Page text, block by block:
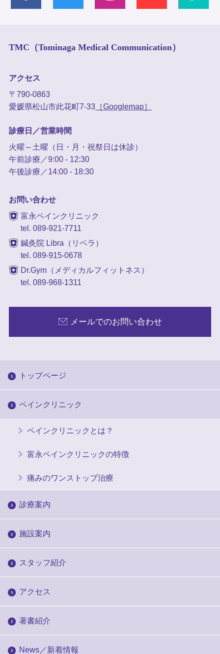
TMC（Tominaga Medical Communication）
アクセス
〒790-0863
愛媛県松山市此花町7-33［Googlemap］
診療日／営業時間
火曜～土曜（日・月・祝祭日は休診）
午前診療／9:00 - 12:30
午後診療／14:00 - 18:30
お問い合わせ
富永ペインクリニック
tel. 089-921-7711
鍼灸院 Libra（リベラ）
tel. 089-915-0678
Dr.Gym（メディカルフィットネス）
tel. 089-968-1311
メールでのお問い合わせ
トップページ
ペインクリニック
ペインクリニックとは？
富永ペインクリニックの特徴
痛みのワンストップ治療
診療案内
施設案内
スタッフ紹介
アクセス
著書紹介
News／新着情報